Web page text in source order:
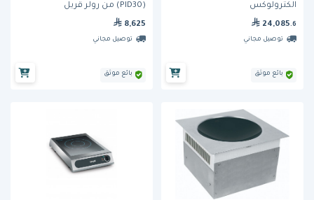
الكترولوكس
24,085 .6
توصيل مجاني
بائع موثق
(PID30) من رولر قريل
8,625
توصيل مجاني
بائع موثق